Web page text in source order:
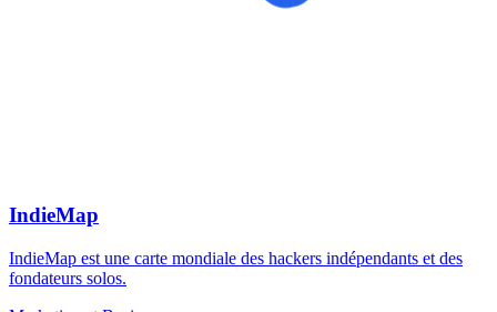
IndieMap
IndieMap est une carte mondiale des hackers indépendants et des
fondateurs solos.